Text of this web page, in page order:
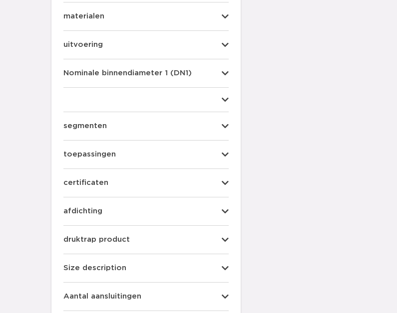
materialen
uitvoering
Nominale binnendiameter 1 (DN1)
segmenten
toepassingen
certificaten
afdichting
druktrap product
Size description
Aantal aansluitingen